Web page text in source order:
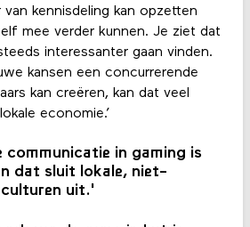
kennisdeling kan opzetten
mee verder kunnen. Je ziet dat
interessanter gaan vinden.
kansen een concurrerende
kan creëren, kan dat veel
economie.’
communicatie in gaming is
dat sluit lokale, niet-
uit.'